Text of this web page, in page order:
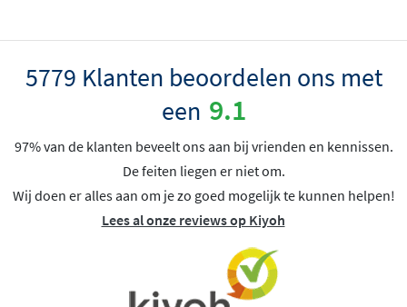
5779 Klanten beoordelen ons met
een 9.1
97% van de klanten beveelt ons aan bij vrienden en kennissen.
De feiten liegen er niet om.
Wij doen er alles aan om je zo goed mogelijk te kunnen helpen!
Lees al onze reviews op Kiyoh